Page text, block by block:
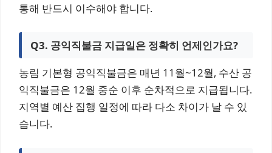
통해 반드시 이수해야 합니다.
Q3. 공익직불금 지급일은 정확히 언제인가요?
농림 기본형 공익직불금은 매년 11월~12월, 수산 공
익직불금은 12월 중순 이후 순차적으로 지급됩니다.
지역별 예산 집행 일정에 따라 다소 차이가 날 수 있
습니다.